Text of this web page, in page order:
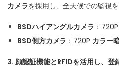
カメラを採用し、全天候での監視を
BSDハイアングルカメラ ：720P
BSD側方カメラ ：720P カラー
3. 顔認証機能とRFIDを活用し、登